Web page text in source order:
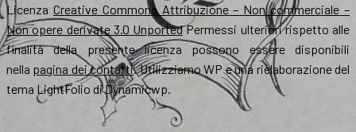
Licenza Creative Commons Attribuzione – Non commerciale –
Non opere derivate 3.0 UnportedPermessi ulteriori rispetto alle
finalità della presente licenza possono essere disponibili
nella pagina dei contatti. Utilizziamo WP e una rielaborazione del
tema LightFolio di Dynamicwp.